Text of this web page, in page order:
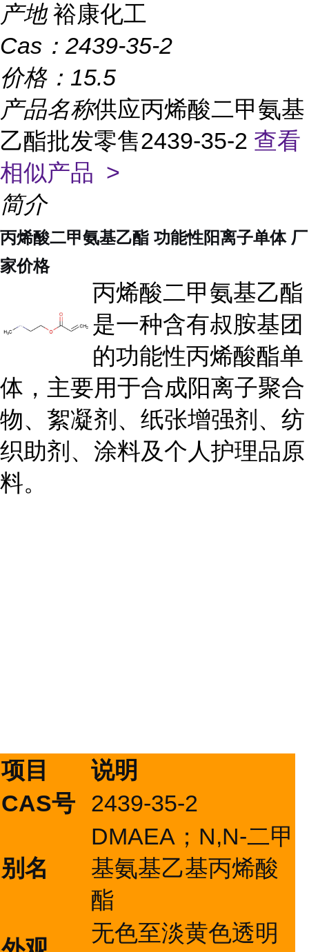
产地 裕康化工
Cas： 2439-35-2
价格： 15.5
产品名称供应丙烯酸二甲氨基
乙酯批发零售2439-35-2 查看
相似产品 >
简介
丙烯酸二甲氨基乙酯 功能性阳离子单体 厂
家价格
丙烯酸二甲氨基乙酯
是一种含有叔胺基团
的功能性丙烯酸酯单
体，主要用于合成阳离子聚合
物、絮凝剂、纸张增强剂、纺
织助剂、涂料及个人护理品原
料。
项目
说明
CAS号
2439-35-2
别名
DMAEA；N,N-二甲
基氨基乙基丙烯酸
酯
无色至淡黄色透明